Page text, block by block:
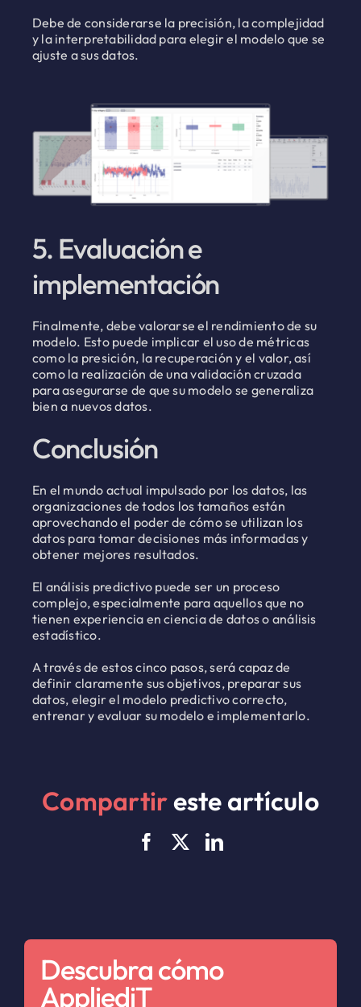
Debe de considerarse la precisión, la complejidad
y la interpretabilidad para elegir el modelo que se
ajuste a sus datos.
5. Evaluación e
implementación
Finalmente, debe valorarse el rendimiento de su
modelo. Esto puede implicar el uso de métricas
como la presición, la recuperación y el valor, así
como la realización de una validación cruzada
para asegurarse de que su modelo se generaliza
bien a nuevos datos.
Conclusión
En el mundo actual impulsado por los datos, las
organizaciones de todos los tamaños están
aprovechando el poder de cómo se utilizan los
datos para tomar decisiones más informadas y
obtener mejores resultados.
El análisis predictivo puede ser un proceso
complejo, especialmente para aquellos que no
tienen experiencia en ciencia de datos o análisis
estadístico.
A través de estos cinco pasos, será capaz de
definir claramente sus objetivos, preparar sus
datos, elegir el modelo predictivo correcto,
entrenar y evaluar su modelo e implementarlo.
Compartireste artículo
Descubra cómo
AppliediT